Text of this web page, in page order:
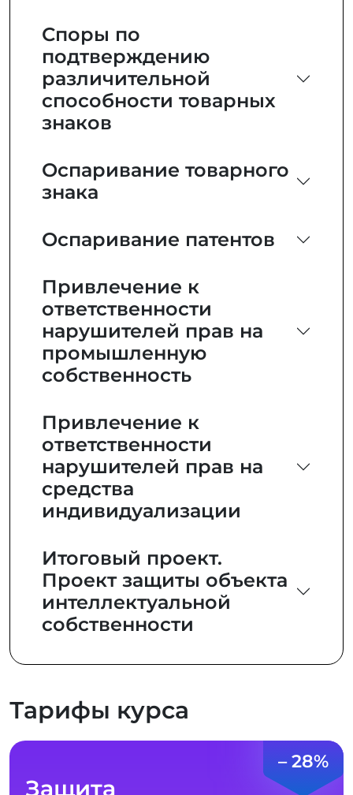
Споры по
подтверждению
различительной
способности товарных
знаков
Оспаривание товарного
знака
Оспаривание патентов
Привлечение к
ответственности
нарушителей прав на
промышленную
собственность
Привлечение к
ответственности
нарушителей прав на
средства
индивидуализации
Итоговый проект.
Проект защиты объекта
интеллектуальной
собственности
Тарифы курса
– 28%
Защита